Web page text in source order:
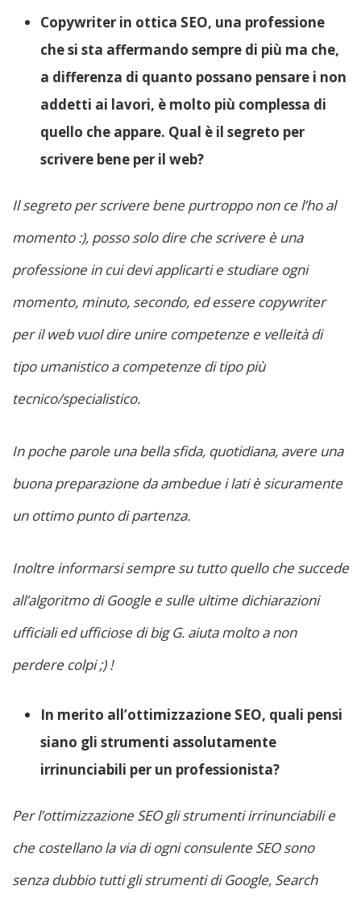
Copywriter in ottica SEO, una professione
che si sta affermando sempre di più ma che,
a differenza di quanto possano pensare i non
addetti ai lavori, è molto più complessa di
quello che appare. Qual è il segreto per
scrivere bene per il web?
Il segreto per scrivere bene purtroppo non ce l’ho al
momento :), posso solo dire che scrivere è una
professione in cui devi applicarti e studiare ogni
momento, minuto, secondo, ed essere copywriter
per il web vuol dire unire competenze e velleità di
tipo umanistico a competenze di tipo più
tecnico/specialistico.
In poche parole una bella sfida, quotidiana, avere una
buona preparazione da ambedue i lati è sicuramente
un ottimo punto di partenza.
Inoltre informarsi sempre su tutto quello che succede
all’algoritmo di Google e sulle ultime dichiarazioni
ufficiali ed ufficiose di big G. aiuta molto a non
perdere colpi ;) !
In merito all’ottimizzazione SEO, quali pensi
siano gli strumenti assolutamente
irrinunciabili per un professionista?
Per l’ottimizzazione SEO gli strumenti irrinunciabili e
che costellano la via di ogni consulente SEO sono
senza dubbio tutti gli strumenti di Google, Search